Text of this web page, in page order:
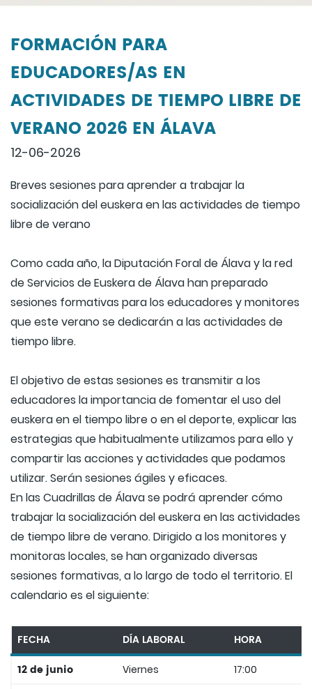
FORMACIÓN PARA
EDUCADORES/AS EN
ACTIVIDADES DE TIEMPO LIBRE DE
VERANO 2026 EN ÁLAVA
12-06-2026
Breves sesiones para aprender a trabajar la
socialización del euskera en las actividades de tiempo
libre de verano
Como cada año, la Diputación Foral de Álava y la red
de Servicios de Euskera de Álava han preparado
sesiones formativas para los educadores y monitores
que este verano se dedicarán a las actividades de
tiempo libre.
El objetivo de estas sesiones es transmitir a los
educadores la importancia de fomentar el uso del
euskera en el tiempo libre o en el deporte, explicar las
estrategias que habitualmente utilizamos para ello y
compartir las acciones y actividades que podamos
utilizar. Serán sesiones ágiles y eficaces.
En las Cuadrillas de Álava se podrá aprender cómo
trabajar la socialización del euskera en las actividades
de tiempo libre de verano. Dirigido a los monitores y
monitoras locales, se han organizado diversas
sesiones formativas, a lo largo de todo el territorio. El
calendario es el siguiente:
FECHA DÍA LABORAL HORA
12 de junio
Viernes 17:00